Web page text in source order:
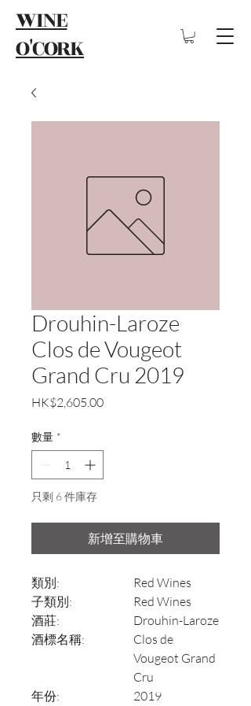
WINE
O'CORK
Drouhin-Laroze
Clos de Vougeot
Grand Cru 2019
HK$2,605.00價
數量 *
只剩 6 件庫存
新增至購物車
類別:
Red Wines
子類別:
Red Wines
酒莊:
Drouhin-Laroze
酒標名稱:
Clos de
Vougeot Grand
Cru
年份:
2019